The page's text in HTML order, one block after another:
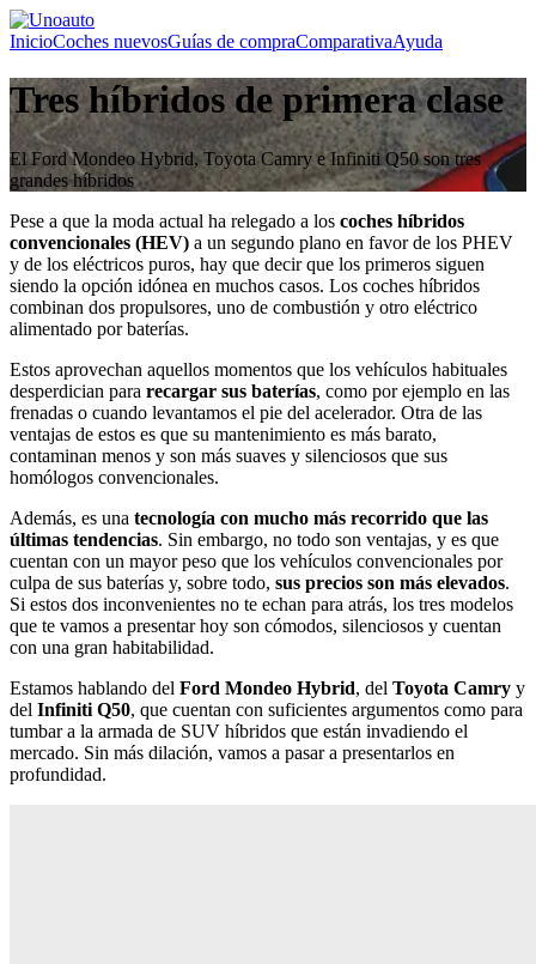
InicioCoches nuevosGuías de compraComparativaAyuda
Tres híbridos de primera clase
El Ford Mondeo Hybrid, Toyota Camry e Infiniti Q50 son tres
grandes híbridos
Pese a que la moda actual ha relegado a los coches híbridos
convencionales (HEV) a un segundo plano en favor de los PHEV
y de los eléctricos puros, hay que decir que los primeros siguen
siendo la opción idónea en muchos casos. Los coches híbridos
combinan dos propulsores, uno de combustión y otro eléctrico
alimentado por baterías.
Estos aprovechan aquellos momentos que los vehículos habituales
desperdician para recargar sus baterías, como por ejemplo en las
frenadas o cuando levantamos el pie del acelerador. Otra de las
ventajas de estos es que su mantenimiento es más barato,
contaminan menos y son más suaves y silenciosos que sus
homólogos convencionales.
Además, es una tecnología con mucho más recorrido que las
últimas tendencias. Sin embargo, no todo son ventajas, y es que
cuentan con un mayor peso que los vehículos convencionales por
culpa de sus baterías y, sobre todo, sus precios son más elevados.
Si estos dos inconvenientes no te echan para atrás, los tres modelos
que te vamos a presentar hoy son cómodos, silenciosos y cuentan
con una gran habitabilidad.
Estamos hablando del Ford Mondeo Hybrid, del Toyota Camry y
del Infiniti Q50, que cuentan con suficientes argumentos como para
tumbar a la armada de SUV híbridos que están invadiendo el
mercado. Sin más dilación, vamos a pasar a presentarlos en
profundidad.